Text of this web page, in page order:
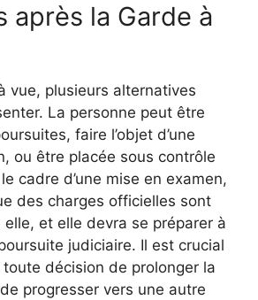
après la Garde à
vue, plusieurs alternatives
La personne peut être
faire l’objet d’une
ou être placée sous contrôle
cadre d’une mise en examen,
des charges officielles sont
et elle devra se préparer à
judiciaire. Il est crucial
décision de prolonger la
progresser vers une autre